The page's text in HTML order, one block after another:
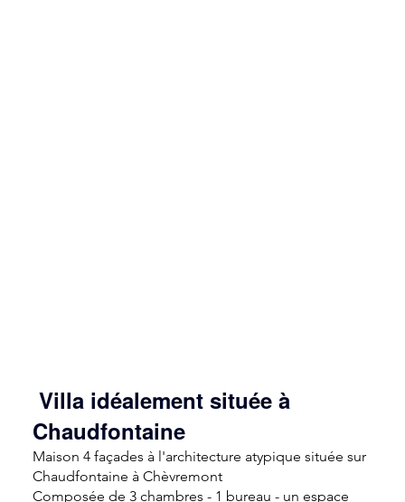
Villa idéalement située à
Chaudfontaine
Maison 4 façades à l'architecture atypique située sur
Chaudfontaine à Chèvremont
Composée de 3 chambres - 1 bureau - un espace